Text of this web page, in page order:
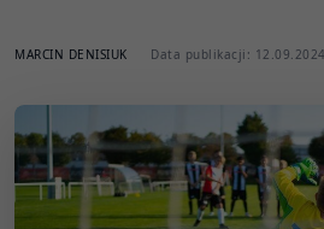
MARCIN DENISIUK Data publikacji: